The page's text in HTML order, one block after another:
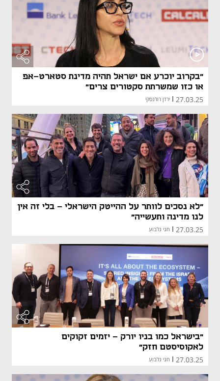
"בקרוב יוכרע אם ישראל תהיה מדינת סטארט-אפ
או כזו שמשרתת סקטורים צרים"
27.03.25 ירדן רוז'נסקי
"לא נסכים לוותר על ההייטק הישראלי - בלי זה אין
לנו מדינה ותעשייה"
27.03.25 חגי גלבוע
"בישראל כמו בניו יורק - יזמים זקוקים
לאקוסיסטם חזק"
27.03.25
| חגי גלבוע